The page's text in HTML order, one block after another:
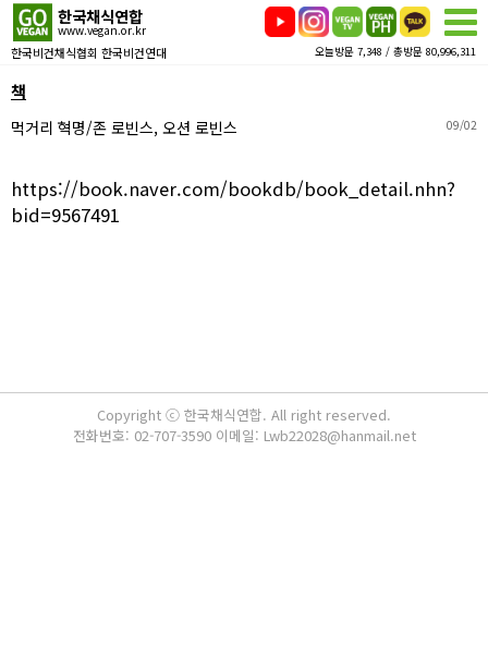
한국채식연합
www.vegan.or.kr
한국비건채식협회 한국비건연대 오늘방문 7,348 / 총방문 80,996,311
책
먹거리 혁명/존 로빈스, 오션 로빈스 09/02
https://book.naver.com/bookdb/book_detail.nhn?
bid=9567491
Copyright ⓒ 한국채식연합. All right reserved.
전화번호: 02-707-3590 이메일: Lwb22028@hanmail.net